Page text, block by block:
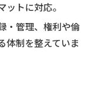
トに対応。
・管理、権利や倫
体制を整えていま